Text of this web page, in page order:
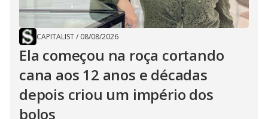
CAPITALIST/ 08/08/2026
Ela começou na roça cortando
cana aos 12 anos e décadas
depois criou um império dos
bolos